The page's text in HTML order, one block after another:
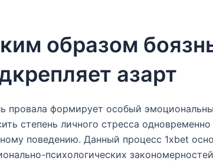
образом
азарт
провала формирует особый
степень личного стресса
поведению. Данный процесс 1xbet
психологических